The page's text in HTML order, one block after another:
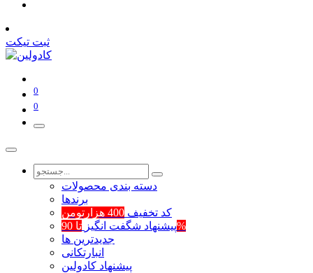
ثبت تیکت
0
0
دسته بندی محصولات
برند‌ها
کد تخفیف 400 هزارتومن
پیشنهاد شگفت انگیزتا 90%
جدیدترین ها
انبارتکانی
پیشنهاد کادولین